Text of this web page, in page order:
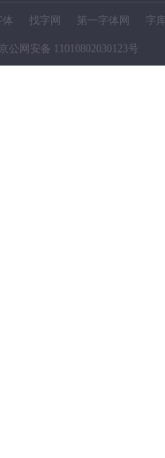
体 找字网 第一字体网 字
京公网安备 11010802030123号